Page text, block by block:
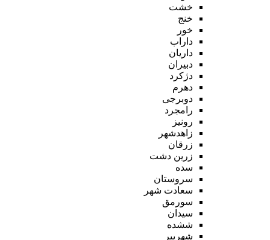
خشت
خنج
خور
داراب
داریان
دبیران
دژکرد
دهرم
دوبرجی
رامجرد
رونیز
زاهدشهر
زرقان
زرین دشت
سده
سروستان
سعادت شهر
سورمق
سیدان
ششده
شهرپیر